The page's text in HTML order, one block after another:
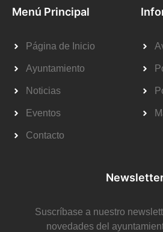
Menú Principal
Página de Inicio
Ayuntamiento
Noticias
Eventos
Contacto
Suscríbase a nuestro
novedades del